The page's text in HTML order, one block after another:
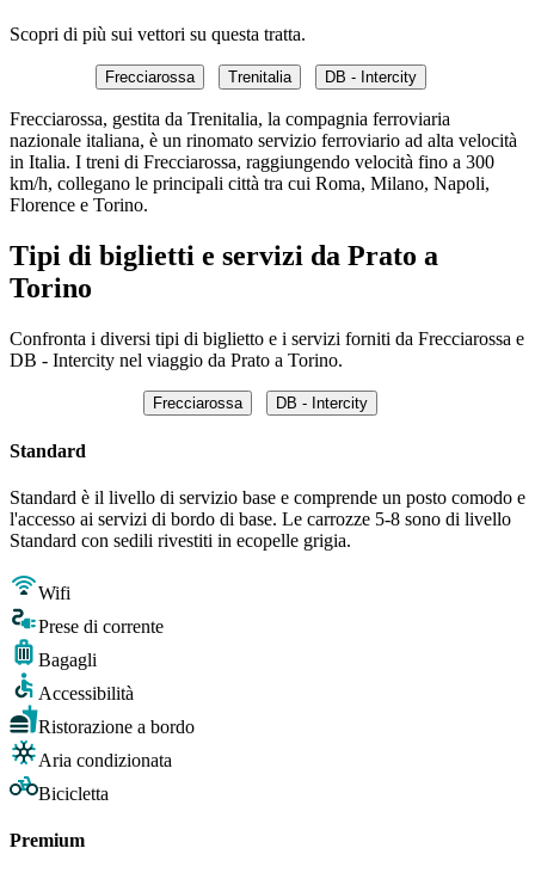
Scopri di più sui vettori su questa tratta.
Frecciarossa Trenitalia DB - Intercity
Frecciarossa, gestita da Trenitalia, la compagnia ferroviaria
nazionale italiana, è un rinomato servizio ferroviario ad alta velocità
in Italia. I treni di Frecciarossa, raggiungendo velocità fino a 300
km/h, collegano le principali città tra cui Roma, Milano, Napoli,
Florence e Torino.
Tipi di biglietti e servizi da Prato a
Torino
Confronta i diversi tipi di biglietto e i servizi forniti da Frecciarossa e
DB - Intercity nel viaggio da Prato a Torino.
Frecciarossa DB - Intercity
Standard
Standard è il livello di servizio base e comprende un posto comodo e
l'accesso ai servizi di bordo di base. Le carrozze 5-8 sono di livello
Standard con sedili rivestiti in ecopelle grigia.
Wifi
Prese di corrente
Bagagli
Accessibilità
Ristorazione a bordo
Aria condizionata
Bicicletta
Premium